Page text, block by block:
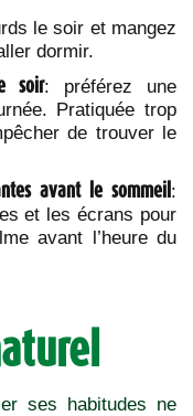
le soir et mangez
dormir.
soir: préférez une
Pratiquée trop
de trouver le
avant le sommeil :
et les écrans pour
avant l’heure du
ses habitudes ne